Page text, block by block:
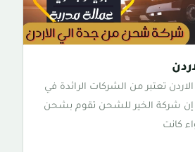
تعتبر من الشركات الرائدة في
إن شركة الخير للشحن تقوم بشحن
كانت